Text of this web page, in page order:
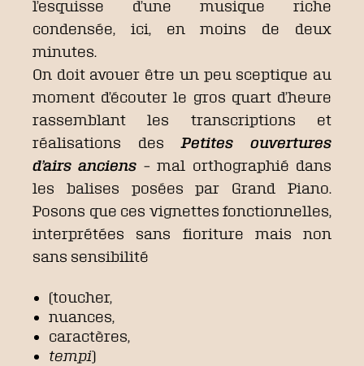
l’esquisse d’une musique riche
condensée, ici, en moins de deux
minutes.
On doit avouer être un peu sceptique au
moment d’écouter le gros quart d’heure
rassemblant les transcriptions et
réalisations desPetites ouvertures
d’airs anciens – mal orthographié dans
les balises posées par Grand Piano.
Posons que ces vignettes fonctionnelles,
interprétées sans fioriture mais non
sans sensibilité
(toucher,
nuances,
caractères,
tempi)